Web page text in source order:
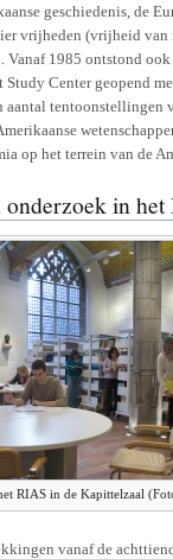
geschiedenis, de
vrijheden (vrijheid
Vanaf 1985 ontstond
Study Center geopend
aantal tentoonstellingen
op het terrein van de
onderzoek in
RIAS in de Kapittelzaal
vanaf de